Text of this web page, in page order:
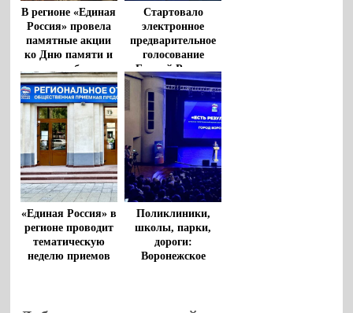
В регионе «Единая
Россия» провела
памятные акции
ко Дню памяти и
скорби
Стартовало
электронное
предварительное
голосование
«Единой России»
«Единая Россия» в
регионе проводит
тематическую
неделю приемов
Поликлиники,
школы, парки,
дороги:
Воронежское